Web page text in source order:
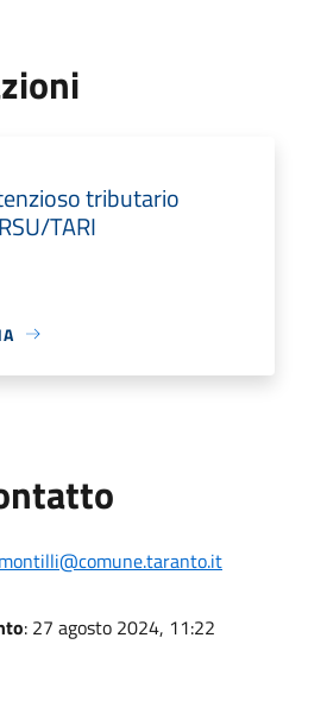
tributario
TARI
: 27 agosto 2024, 11:22